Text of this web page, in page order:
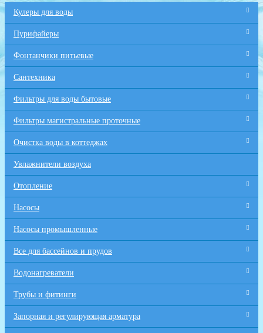
Кулеры для воды
Пурифайеры
Фонтанчики питьевые
Сантехника
Фильтры для воды бытовые
Фильтры магистральные проточные
Очистка воды в коттеджах
Увлажнители воздуха
Отопление
Насосы
Насосы промышленные
Все для бaссейнов и прудов
Водонагреватели
Трубы и фитинги
Запорная и регулирующая арматура